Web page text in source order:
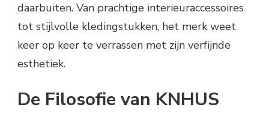
daarbuiten. Van prachtige interieuraccessoires
tot stijlvolle kledingstukken, het merk weet
keer op keer te verrassen met zijn verfijnde
esthetiek.
De Filosofie van KNHUS